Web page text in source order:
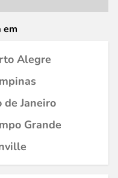
em
Alegre
de Janeiro
Grande